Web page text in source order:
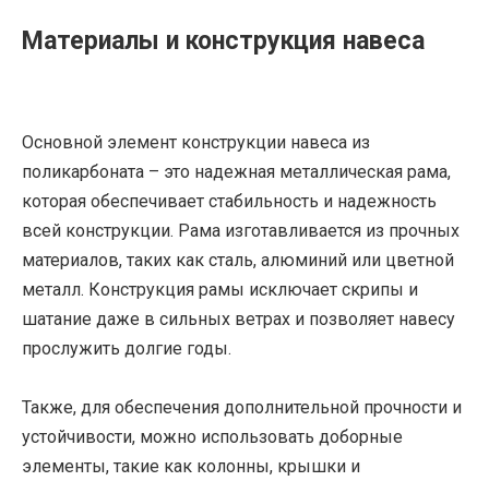
Материалы и конструкция навеса
Основной элемент конструкции навеса из
поликарбоната – это надежная металлическая рама,
которая обеспечивает стабильность и надежность
всей конструкции. Рама изготавливается из прочных
материалов, таких как сталь, алюминий или цветной
металл. Конструкция рамы исключает скрипы и
шатание даже в сильных ветрах и позволяет навесу
прослужить долгие годы.
Также, для обеспечения дополнительной прочности и
устойчивости, можно использовать доборные
элементы, такие как колонны, крышки и